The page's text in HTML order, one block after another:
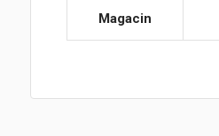
Magacin